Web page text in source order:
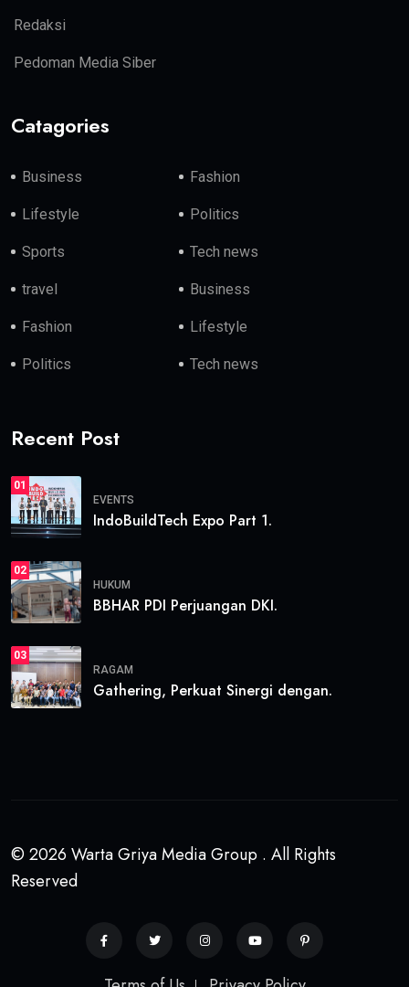
Redaksi
Pedoman Media Siber
Catagories
Business Fashion
Lifestyle Politics
Sports Tech news
travel Business
Fashion Lifestyle
Politics Tech news
Recent Post
01
EVENTS
IndoBuildTech Expo Part 1.
02
HUKUM
BBHAR PDI Perjuangan DKI.
03
RAGAM
Gathering, Perkuat Sinergi dengan.
© 2026 Warta Griya Media Group . All Rights
Reserved